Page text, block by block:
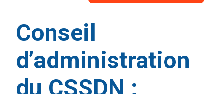
Conseil
d’administration
du CSSDN :